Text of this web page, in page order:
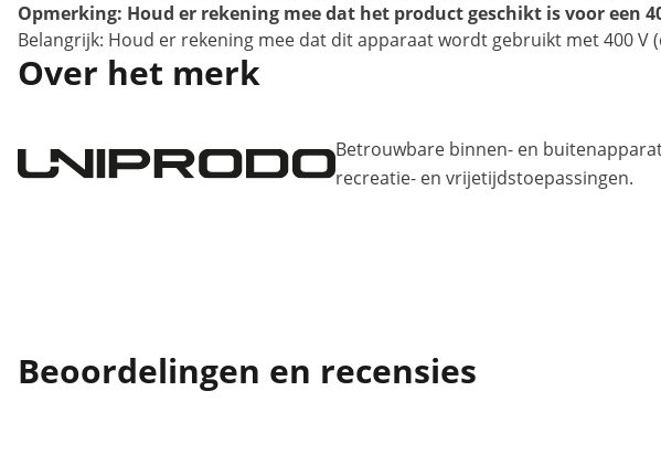
Opmerking: Houd er rekening mee dat het product geschikt is voor een
Belangrijk: Houd er rekening mee dat dit apparaat wordt gebruikt met 400 V
Over het merk
Betrouwbare binnen- en
recreatie- en vrijetijdstoepassingen.
Beoordelingen en recensies